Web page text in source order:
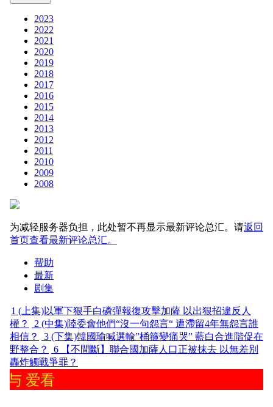
2023
2022
2021
2020
2019
2018
2017
2016
2015
2014
2013
2012
2011
2010
2009
2008
为减轻服务器负担，此处暂不再显示最新评论总汇。请返回
首页查看最新评论总汇。
帮助
最新
剧集
1 (上集)以軍下狠手白磷彈報復攻擊加薩 以出狠招違反人
權？
2 (中集)陸委會他們“沒一句怨言“ 遭滯留4年無怨言誰
相信？
3 (下集)韓國瑜喊選輸”桶箍變痛哭” 藍白合進階促在
野整合？
6
【不間斷】聯合國加薩人口正被抹去 以無差別
轟炸觸戰爭罪？
参与 爱看